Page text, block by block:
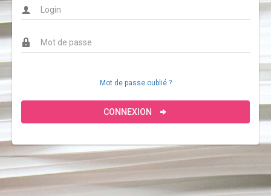
Mot de passe oublié ?
CONNEXION